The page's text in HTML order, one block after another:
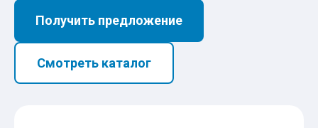
Получить предложение
Смотреть каталог